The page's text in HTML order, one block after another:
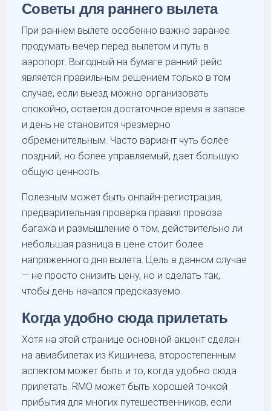
Советы для раннего вылета
При раннем вылете особенно важно заранее
продумать вечер перед вылетом и путь в
аэропорт. Выгодный на бумаге ранний рейс
является правильным решением только в том
случае, если выезд можно организовать
спокойно, остается достаточное время в запасе
и день не становится чрезмерно
обременительным. Часто вариант чуть более
поздний, но более управляемый, дает большую
общую ценность.
Полезным может быть онлайн-регистрация,
предварительная проверка правил провоза
багажа и размышление о том, действительно ли
небольшая разница в цене стоит более
напряженного дня вылета. Цель в данном случае
— не просто снизить цену, но и сделать так,
чтобы день начался предсказуемо.
Когда удобно сюда прилетать
Хотя на этой странице основной акцент сделан
на авиабилетах из Кишинева, второстепенным
аспектом может быть и то, когда удобно сюда
прилетать. RMO может быть хорошей точкой
прибытия для многих путешественников, если